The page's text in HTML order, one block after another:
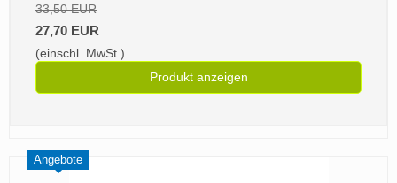
33,50 EUR
27,70 EUR
(einschl. MwSt.)
Produkt anzeigen
Angebote